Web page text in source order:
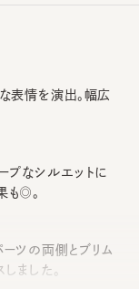
表情を演出。幅広
プなシルエットに
も◎。
ツの両側とブリム
ました。